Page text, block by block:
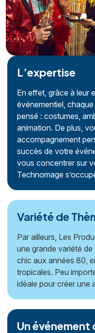
L’expertise
En effet, grâce à leur
événementiel,
pensé : costumes,
animation. De plus,
accompagnement
succès de votre
vous concentrer sur
Technomage
Variété de
Par ailleurs, Les
une grande variété
chic aux années 80,
tropicales. Peu
idéale pour créer une
Un événement